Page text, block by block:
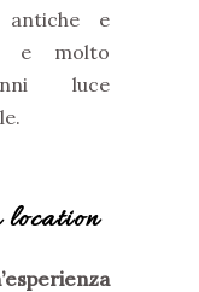
e
e molto
luce
location